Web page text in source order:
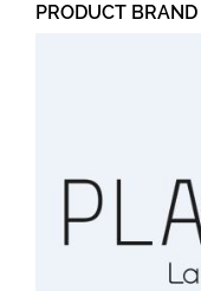
PRODUCT BRAND